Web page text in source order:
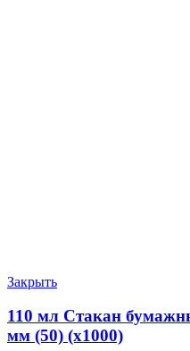
Закрыть
110 мл Стакан
мм (50) (х1000)